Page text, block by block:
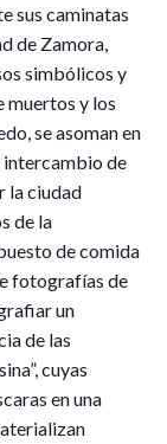
sus caminatas
de Zamora,
simbólicos y
muertos y los
se asoman en
intercambio de
la ciudad
de la
de comida
fotografías de
un
de las
cuyas
en una